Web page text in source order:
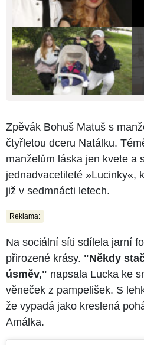
Zpěvák Bohuš Matuš s
čtyřletou dceru Natálku.
manželům láska jen kvete a
jednadvacetileté »Lucinky«,
již v sedmnácti letech.
Reklama:
Na sociální síti sdílela jarní
přirozené krásy. "Někdy
úsměv," napsala Lucka ke
věneček z pampelišek. S
že vypadá jako kreslená
Amálka.